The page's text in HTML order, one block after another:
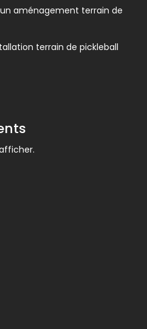
aménagement terrain de
terrain de pickleball